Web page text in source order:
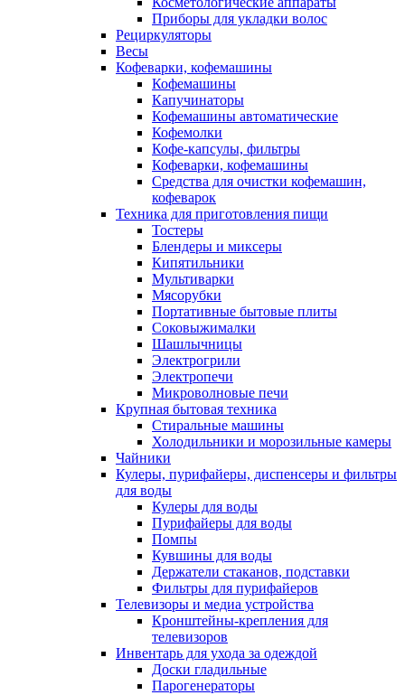
Приборы для укладки волос
Рециркуляторы
Весы
Кофеварки, кофемашины
Кофемашины
Капучинаторы
Кофемашины автоматические
Кофемолки
Кофе-капсулы, фильтры
Кофеварки, кофемашины
Средства для очистки кофемашин,
кофеварок
Техника для приготовления пищи
Тостеры
Блендеры и миксеры
Кипятильники
Мультиварки
Мясорубки
Портативные бытовые плиты
Соковыжималки
Шашлычницы
Электрогрили
Электропечи
Микроволновые печи
Крупная бытовая техника
Стиральные машины
Холодильники и морозильные камеры
Чайники
Кулеры, пурифайеры, диспенсеры и фильтры
для воды
Кулеры для воды
Пурифайеры для воды
Помпы
Кувшины для воды
Держатели стаканов, подставки
Фильтры для пурифайеров
Телевизоры и медиа устройства
Кронштейны-крепления для
телевизоров
Инвентарь для ухода за одеждой
Доски гладильные
Парогенераторы